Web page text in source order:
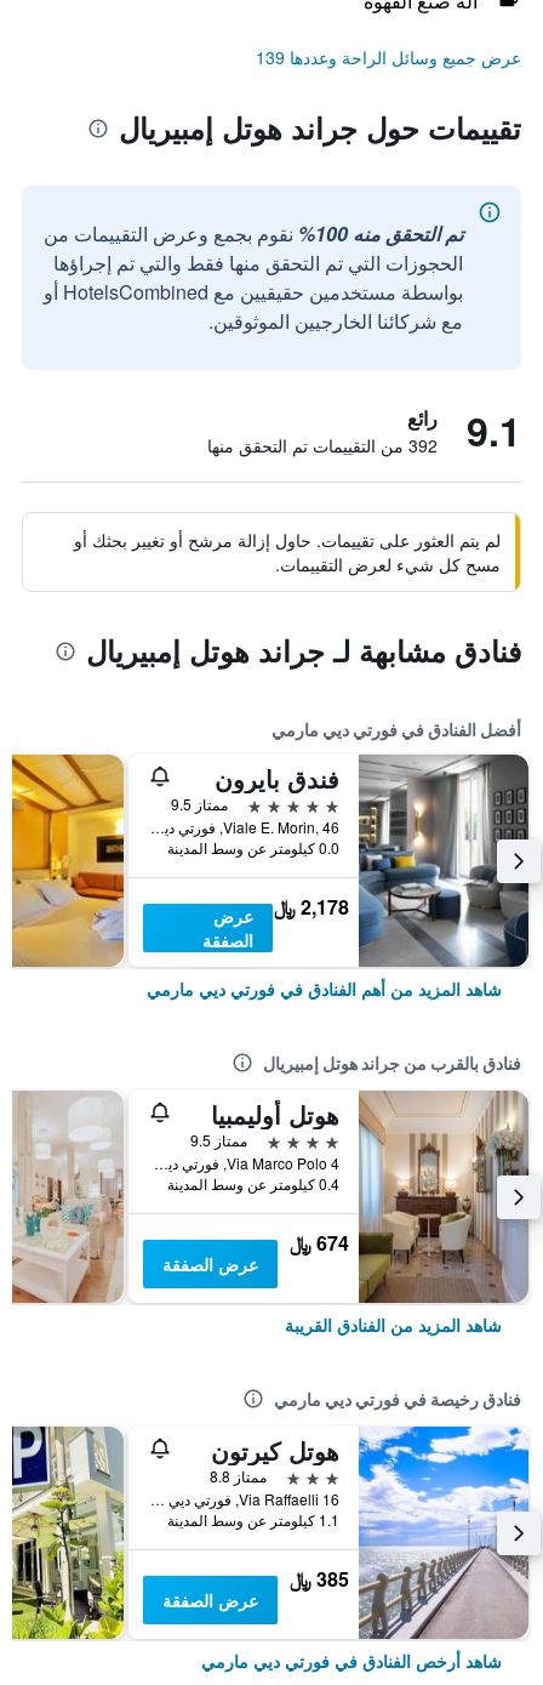
عرض جميع وسائل الراحة وعددها 139
تقييمات حول جراند هوتل إمبيريال
تم التحقق منه 100%
نقوم بجمع وعرض التقييمات من
الحجوزات التي تم التحقق منها فقط والتي تم إجراؤها
بواسطة مستخدمين حقيقيين مع HotelsCombined أو
مع شركائنا الخارجيين الموثوقين.
9.1 رائع
392 من التقييمات تم التحقق منها
لم يتم العثور على تقييمات. حاول إزالة مرشح أو تغيير بحثك أو
مسح كل شيء لعرض التقييمات.
فنادق مشابهة لـ جراند هوتل إمبيريال
أفضل الفنادق في فورتي ديي مارمي
فندق بايرون
5 نجوم
ممتاز 9.5
Viale E. Morin, 46, فورتي ديي مارمي, توسكانا, إيطاليا
0.0 كيلومتر عن وسط المدينة
2,178 ﷼
عرض
الصفقة
شاهد المزيد من أهم الفنادق في فورتي ديي مارمي
فنادق بالقرب من جراند هوتل إمبيريال
هوتل أوليمبيا
4 نجوم
ممتاز 9.5
Via Marco Polo 4, فورتي ديي مارمي, توسكانا, إيطاليا
0.4 كيلومتر عن وسط المدينة
674 ﷼
عرض الصفقة
شاهد المزيد من الفنادق القريبة
فنادق رخيصة في فورتي ديي مارمي
هوتل كيرتون
3 نجوم
ممتاز 8.8
Via Raffaelli 16, فورتي ديي مارمي, توسكانا, إيطاليا
1.1 كيلومتر عن وسط المدينة
385 ﷼
عرض الصفقة
شاهد أرخص الفنادق في فورتي ديي مارمي